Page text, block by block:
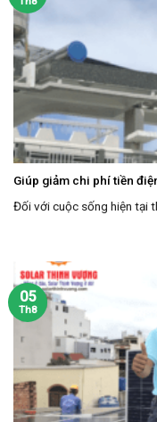
Giúp giảm chi phí tiền
Đối với cuộc sống hiện tại
05
Th8